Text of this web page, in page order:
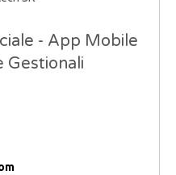
- App Mobile
Gestionali